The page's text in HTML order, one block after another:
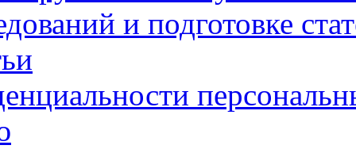
и подготовке